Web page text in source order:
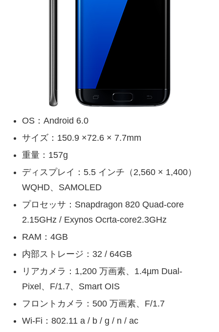
OS：Android 6.0
サイズ：150.9 ×72.6 × 7.7mm
重量：157g
ディスプレイ：5.5 インチ（2,560 × 1,400）
WQHD、SAMOLED
プロセッサ：Snapdragon 820 Quad-core
2.15GHz / Exynos Ocrta-core2.3GHz
RAM：4GB
内部ストレージ：32 / 64GB
リアカメラ：1,200 万画素、1.4µm Dual-
Pixel、F/1.7、Smart OIS
フロントカメラ：500 万画素、F/1.7
Wi-Fi：802.11 a / b / g / n / ac